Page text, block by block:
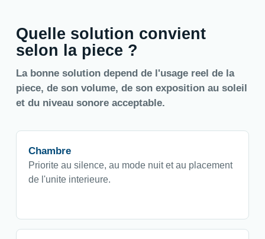
Quelle solution convient
selon la piece ?
La bonne solution depend de l'usage reel de la
piece, de son volume, de son exposition au soleil
et du niveau sonore acceptable.
Chambre
Priorite au silence, au mode nuit et au placement
de l'unite interieure.